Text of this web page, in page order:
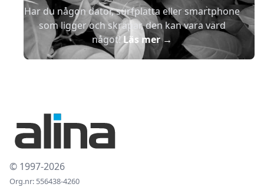
Har du någon dator, surfplatta eller smartphone
som ligger och skräpar, den kan vara värd
något!Läs mer→
© 1997-2026
Org.nr: 556438-4260